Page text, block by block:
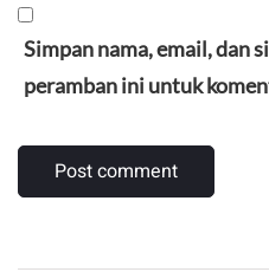
Simpan nama, email, dan
peramban ini untuk